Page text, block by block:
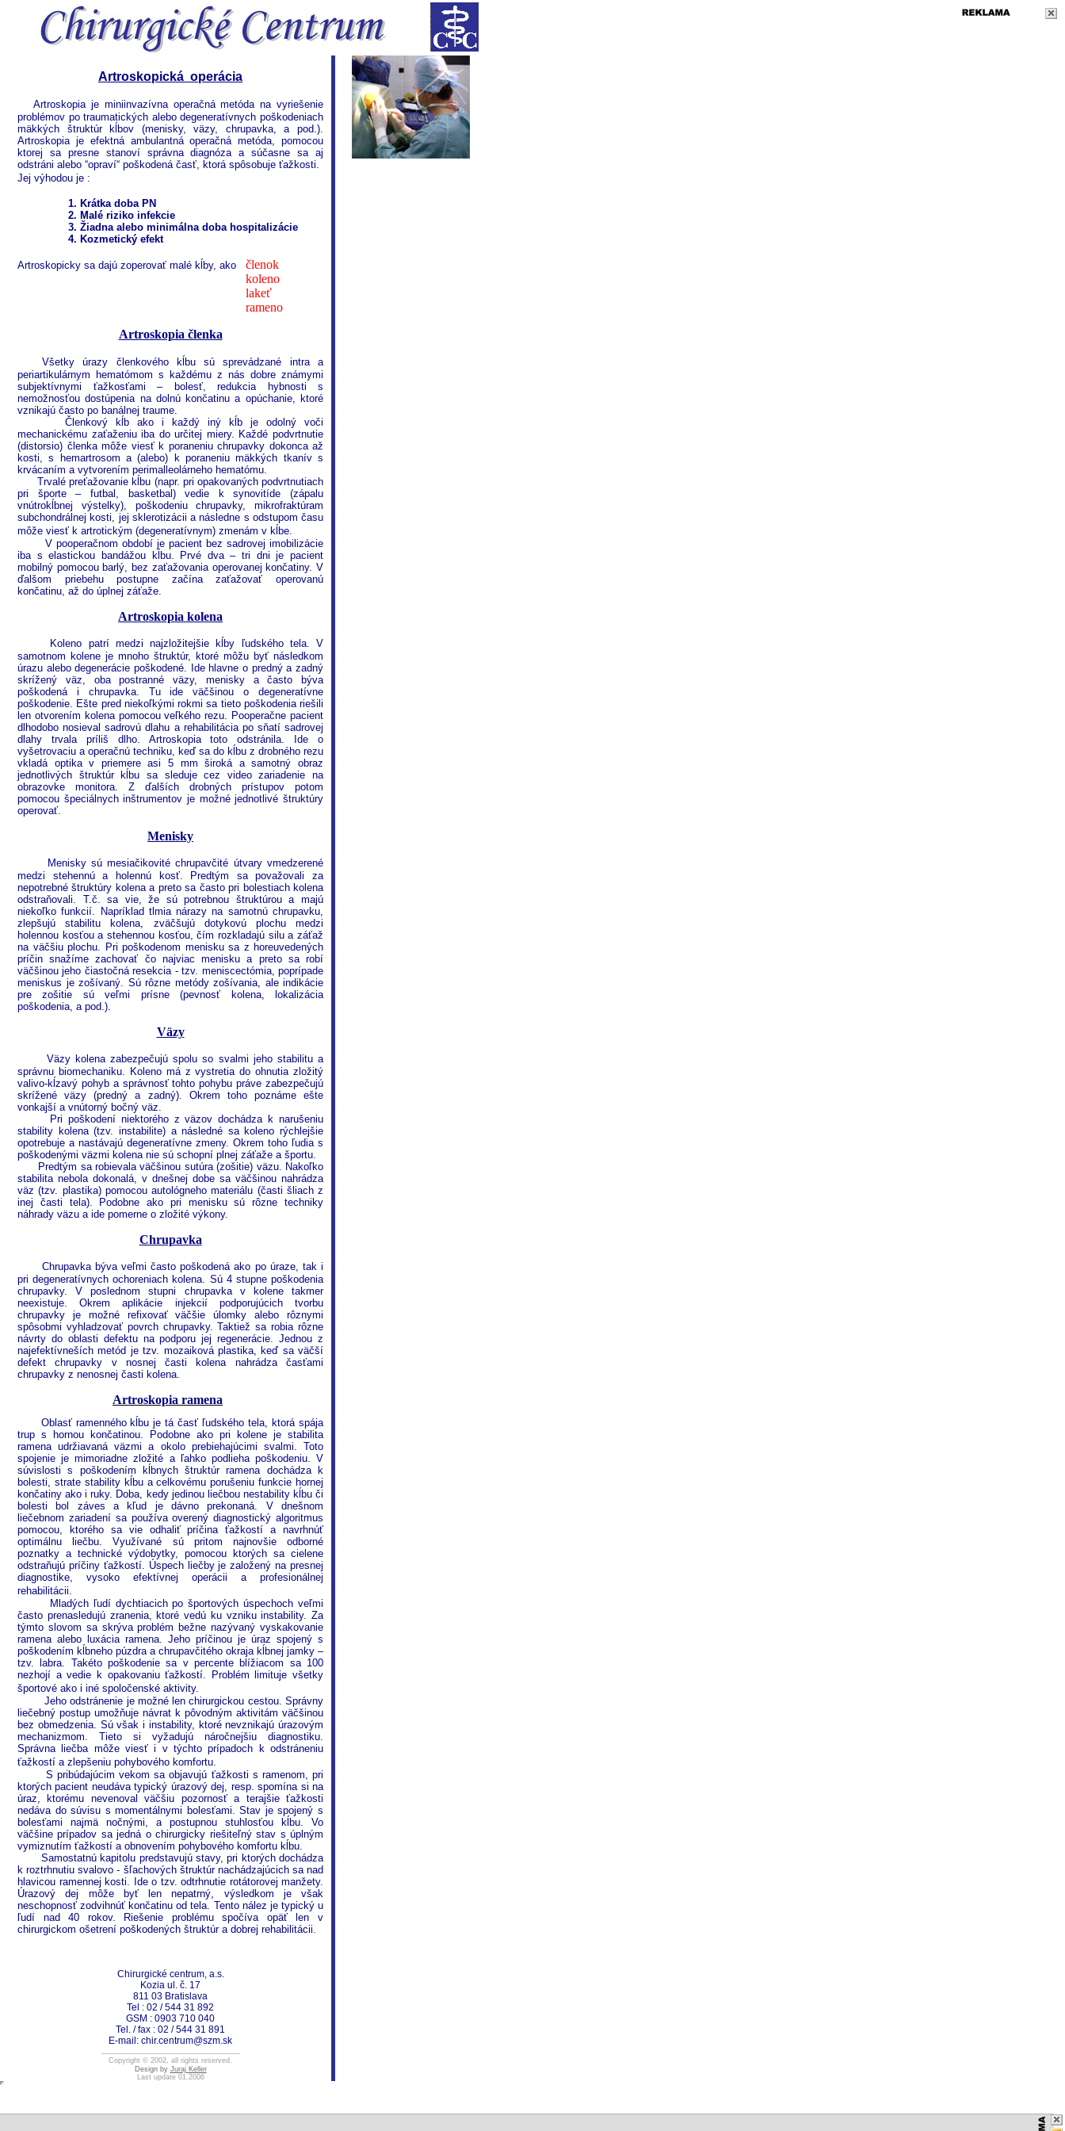
Artroskopická operácia
Artroskopia je miniinvazívna operačná metóda na vyriešenie
problémov po traumatických alebo degeneratívnych poškodeniach
mäkkých štruktúr kĺbov (menisky, väzy, chrupavka, a pod.).
Artroskopia je efektná ambulantná operačná metóda, pomocou
ktorej sa presne stanoví správna diagnóza a súčasne sa aj
odstráni alebo “opraví“ poškodená časť, ktorá spôsobuje ťažkosti.
Jej výhodou je :
1. Krátka doba PN
2. Malé riziko infekcie
3. Žiadna alebo minimálna doba hospitalizácie
4. Kozmetický efekt
Artroskopicky sa dajú zoperovať malé kĺby, ako
členok
koleno
lakeť
rameno
Artroskopia členka
Všetky úrazy členkového kĺbu sú sprevádzané intra a
periartikulárnym hematómom s každému z nás dobre známymi
subjektívnymi ťažkosťami – bolesť, redukcia hybnosti s
nemožnosťou dostúpenia na dolnú končatinu a opúchanie, ktoré
vznikajú často po banálnej traume.
Členkový kĺb ako i každý iný kĺb je odolný voči
mechanickému zaťaženiu iba do určitej miery. Každé podvrtnutie
(distorsio) členka môže viesť k poraneniu chrupavky dokonca až
kosti, s hemartrosom a (alebo) k poraneniu mäkkých tkanív s
krvácaním a vytvorením perimalleolárneho hematómu.
Trvalé preťažovanie kĺbu (napr. pri opakovaných podvrtnutiach
pri športe – futbal, basketbal) vedie k synovitíde (zápalu
vnútrokĺbnej výstelky), poškodeniu chrupavky, mikrofraktúram
subchondrálnej kosti, jej sklerotizácii a následne s odstupom času
môže viesť k artrotickým (degeneratívnym) zmenám v kĺbe.
V pooperačnom období je pacient bez sadrovej imobilizácie
iba s elastickou bandážou kĺbu. Prvé dva – tri dni je pacient
mobilný pomocou barlý, bez zaťažovania operovanej končatiny. V
ďalšom priebehu postupne začína zaťažovať operovanú
končatinu, až do úplnej záťaže.
Artroskopia kolena
Koleno patrí medzi najzložitejšie kĺby ľudského tela. V
samotnom kolene je mnoho štruktúr, ktoré môžu byť následkom
úrazu alebo degenerácie poškodené. Ide hlavne o predný a zadný
skrížený väz, oba postranné väzy, menisky a často býva
poškodená i chrupavka. Tu ide väčšinou o degeneratívne
poškodenie. Ešte pred niekoľkými rokmi sa tieto poškodenia riešili
len otvorením kolena pomocou veľkého rezu. Pooperačne pacient
dlhodobo nosieval sadrovú dlahu a rehabilitácia po sňatí sadrovej
dlahy trvala príliš dlho. Artroskopia toto odstránila. Ide o
vyšetrovaciu a operačnú techniku, keď sa do kĺbu z drobného rezu
vkladá optika v priemere asi 5 mm široká a samotný obraz
jednotlivých štruktúr kĺbu sa sleduje cez video zariadenie na
obrazovke monitora. Z ďalších drobných prístupov potom
pomocou špeciálnych inštrumentov je možné jednotlivé štruktúry
operovať.
Menisky
Menisky sú mesiačikovité chrupavčité útvary vmedzerené
medzi stehennú a holennú kosť. Predtým sa považovali za
nepotrebné štruktúry kolena a preto sa často pri bolestiach kolena
odstraňovali. T.č. sa vie, že sú potrebnou štruktúrou a majú
niekoľko funkcií. Napríklad tlmia nárazy na samotnú chrupavku,
zlepšujú stabilitu kolena, zväčšujú dotykovú plochu medzi
holennou kosťou a stehennou kosťou, čím rozkladajú silu a záťaž
na väčšiu plochu. Pri poškodenom menisku sa z horeuvedených
príčin snažíme zachovať čo najviac menisku a preto sa robí
väčšinou jeho čiastočná resekcia - tzv. meniscectómia, poprípade
meniskus je zošívaný. Sú rôzne metódy zošívania, ale indikácie
pre zošitie sú veľmi prísne (pevnosť kolena, lokalizácia
poškodenia, a pod.).
Väzy
Väzy kolena zabezpečujú spolu so svalmi jeho stabilitu a
správnu biomechaniku. Koleno má z vystretia do ohnutia zložitý
valivo-kĺzavý pohyb a správnosť tohto pohybu práve zabezpečujú
skrížené väzy (predný a zadný). Okrem toho poznáme ešte
vonkajší a vnútorný bočný väz.
Pri poškodení niektorého z väzov dochádza k narušeniu
stability kolena (tzv. instabilite) a následné sa koleno rýchlejšie
opotrebuje a nastávajú degeneratívne zmeny. Okrem toho ľudia s
poškodenými väzmi kolena nie sú schopní plnej záťaže a športu.
Predtým sa robievala väčšinou sutúra (zošitie) väzu. Nakoľko
stabilita nebola dokonalá, v dnešnej dobe sa väčšinou nahrádza
väz (tzv. plastika) pomocou autológneho materiálu (časti šliach z
inej časti tela). Podobne ako pri menisku sú rôzne techniky
náhrady väzu a ide pomerne o zložité výkony.
Chrupavka
Chrupavka býva veľmi často poškodená ako po úraze, tak i
pri degeneratívnych ochoreniach kolena. Sú 4 stupne poškodenia
chrupavky. V poslednom stupni chrupavka v kolene takmer
neexistuje. Okrem aplikácie injekcií podporujúcich tvorbu
chrupavky je možné refixovať väčšie úlomky alebo rôznymi
spôsobmi vyhladzovať povrch chrupavky. Taktiež sa robia rôzne
návrty do oblasti defektu na podporu jej regenerácie. Jednou z
najefektívneších metód je tzv. mozaiková plastika, keď sa väčší
defekt chrupavky v nosnej časti kolena nahrádza časťami
chrupavky z nenosnej časti kolena.
Artroskopia ramena
Oblasť ramenného kĺbu je tá časť ľudského tela, ktorá spája
trup s hornou končatinou. Podobne ako pri kolene je stabilita
ramena udržiavaná väzmi a okolo prebiehajúcimi svalmi. Toto
spojenie je mimoriadne zložité a ľahko podlieha poškodeniu. V
súvislosti s poškodením kĺbnych štruktúr ramena dochádza k
bolesti, strate stability kĺbu a celkovému porušeniu funkcie hornej
končatiny ako i ruky. Doba, kedy jedinou liečbou nestability kĺbu či
bolesti bol záves a kľud je dávno prekonaná. V dnešnom
liečebnom zariadení sa používa overený diagnostický algoritmus
pomocou, ktorého sa vie odhaliť príčina ťažkostí a navrhnúť
optimálnu liečbu. Využívané sú pritom najnovšie odborné
poznatky a technické výdobytky, pomocou ktorých sa cielene
odstraňujú príčiny ťažkostí. Úspech liečby je založený na presnej
diagnostike, vysoko efektívnej operácii a profesionálnej
rehabilitácii.
Mladých ľudí dychtiacich po športových úspechoch veľmi
často prenasledujú zranenia, ktoré vedú ku vzniku instability. Za
týmto slovom sa skrýva problém bežne nazývaný vyskakovanie
ramena alebo luxácia ramena. Jeho príčinou je úraz spojený s
poškodením kĺbneho púzdra a chrupavčitého okraja kĺbnej jamky –
tzv. labra. Takéto poškodenie sa v percente blížiacom sa 100
nezhojí a vedie k opakovaniu ťažkostí. Problém limituje všetky
športové ako i iné spoločenské aktivity.
Jeho odstránenie je možné len chirurgickou cestou. Správny
liečebný postup umožňuje návrat k pôvodným aktivitám väčšinou
bez obmedzenia. Sú však i instability, ktoré nevznikajú úrazovým
mechanizmom. Tieto si vyžadujú náročnejšiu diagnostiku.
Správna liečba môže viesť i v týchto prípadoch k odstráneniu
ťažkostí a zlepšeniu pohybového komfortu.
S pribúdajúcim vekom sa objavujú ťažkosti s ramenom, pri
ktorých pacient neudáva typický úrazový dej, resp. spomína si na
úraz, ktorému nevenoval väčšiu pozornosť a terajšie ťažkosti
nedáva do súvisu s momentálnymi bolesťami. Stav je spojený s
bolesťami najmä nočnými, a postupnou stuhlosťou kĺbu. Vo
väčšine prípadov sa jedná o chirurgicky riešiteľný stav s úplným
vymiznutím ťažkostí a obnovením pohybového komfortu kĺbu.
Samostatnú kapitolu predstavujú stavy, pri ktorých dochádza
k roztrhnutiu svalovo - šľachových štruktúr nachádzajúcich sa nad
hlavicou ramennej kosti. Ide o tzv. odtrhnutie rotátorovej manžety.
Úrazový dej môže byť len nepatrný, výsledkom je však
neschopnosť zodvihnúť končatinu od tela. Tento nález je typický u
ľudí nad 40 rokov. Riešenie problému spočíva opäť len v
chirurgickom ošetrení poškodených štruktúr a dobrej rehabilitácii.
Chirurgické centrum, a.s.
Kozia ul. č. 17
811 03 Bratislava
Tel : 02 / 544 31 892
GSM : 0903 710 040
Tel. / fax : 02 / 544 31 891
E-mail: chir.centrum@szm.sk
Copyright © 2002, all rights reserved.
Design by Juraj Keller
Last update01.2006